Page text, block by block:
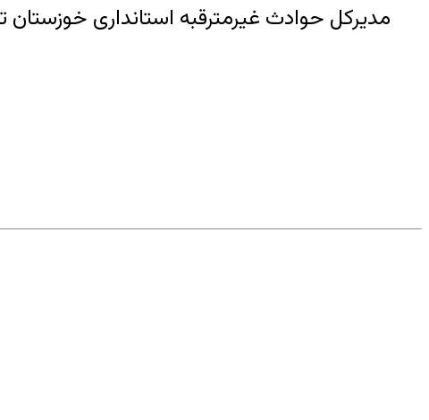
مدیرکل حوادث غیرمترقبه استانداری